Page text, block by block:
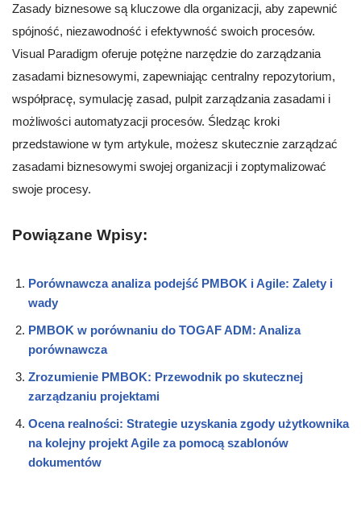
Zasady biznesowe są kluczowe dla organizacji, aby zapewnić
spójność, niezawodność i efektywność swoich procesów.
Visual Paradigm oferuje potężne narzędzie do zarządzania
zasadami biznesowymi, zapewniając centralny repozytorium,
współpracę, symulację zasad, pulpit zarządzania zasadami i
możliwości automatyzacji procesów. Śledząc kroki
przedstawione w tym artykule, możesz skutecznie zarządzać
zasadami biznesowymi swojej organizacji i zoptymalizować
swoje procesy.
Powiązane Wpisy:
Porównawcza analiza podejść PMBOK i Agile: Zalety i
wady
PMBOK w porównaniu do TOGAF ADM: Analiza
porównawcza
Zrozumienie PMBOK: Przewodnik po skutecznej
zarządzaniu projektami
Ocena realności: Strategie uzyskania zgody użytkownika
na kolejny projekt Agile za pomocą szablonów
dokumentów